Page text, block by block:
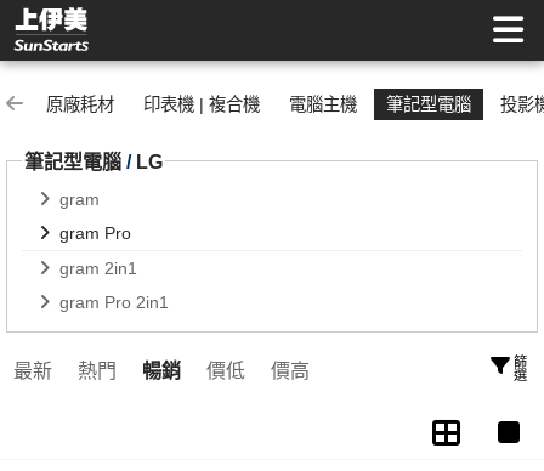
gram Pro | 上伊美辦公用品網
原廠耗材 印表機 | 複合機 電腦主機 筆記型電腦 投影
筆記型電腦 / LG
gram
gram Pro
gram 2in1
gram Pro 2in1
最新 熱門 暢銷 價低 價高 篩選